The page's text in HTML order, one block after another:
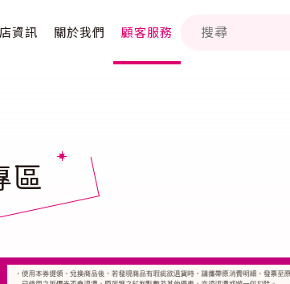
資訊 關於我們 顧客服務
區